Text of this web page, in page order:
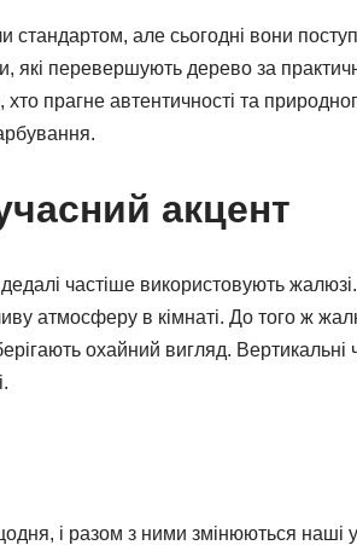
стандартом, але сьогодні вони
які перевершують дерево за
прагне автентичності та
акцент
частіше використовують
атмосферу в кімнаті. До того ж
охайний вигляд. Вертикальні
і разом з ними змінюються